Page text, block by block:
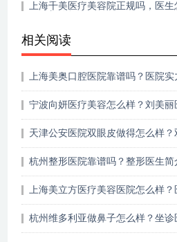
上海千美医疗美容院正规吗，医
相关阅读
上海美奥口腔医院靠谱吗？医院实
宁波向妍医疗美容怎么样？刘美丽
天津公安医院双眼皮做得怎么样
杭州整形医院靠谱吗？整形医生简
上海美立方医疗美容医院怎么样？
杭州维多利亚做鼻子怎么样？坐